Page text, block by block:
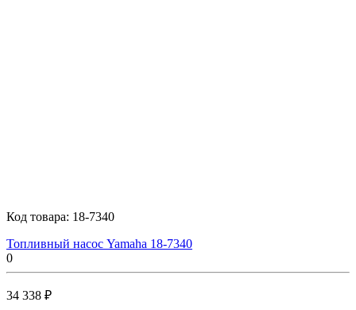
Код товара: 18-7340
Топливный насос Yamaha 18-7340
0
34 338 ₽